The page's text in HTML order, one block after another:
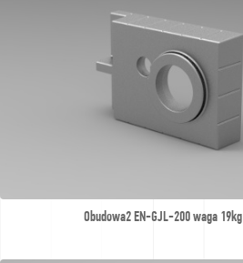
Obudowa2 EN-GJL-200 waga 19kg